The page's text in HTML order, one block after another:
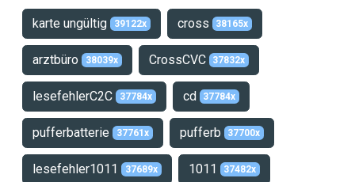
karte ungültig 39122x cross 38165x
arztbüro 38039x CrossCVC 37832x
lesefehlerC2C 37784x cd 37784x
pufferbatterie 37761x pufferb 37700x
lesefehler1011 37689x 1011 37482x